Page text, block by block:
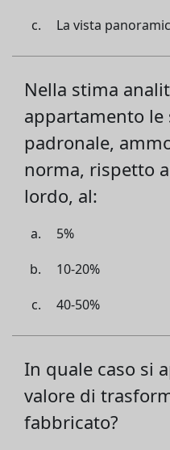
La vista
Nella stima
appartamento le
padronale,
norma, rispetto
lordo, al:
5%
10-20%
40-50%
In quale caso si
valore di
fabbricato?